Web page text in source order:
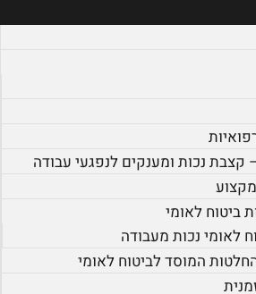
קצבת נכות ומענקים לנפגעי עבודה
ביטוח לאומי
לאומי נכות מעבודה
המוסד לביטוח לאומי